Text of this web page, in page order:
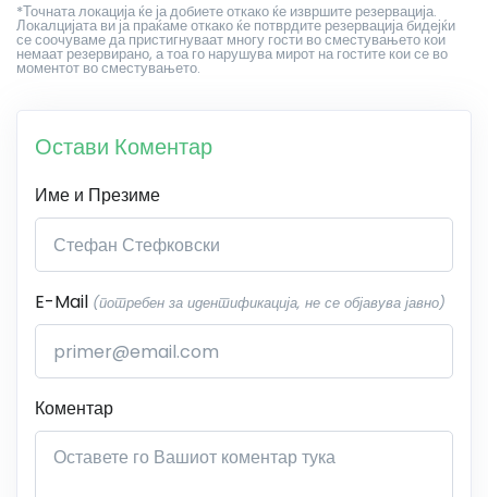
*Точната локација ќе ја добиете откако ќе извршите резервација.
Локалцијата ви ја праќаме откако ќе потврдите резервација бидејќи
се соочуваме да пристигнуваат многу гости во сместувањето кои
немаат резервирано, а тоа го нарушува мирот на гостите кои се во
моментот во сместувањето.
Остави Коментар
Име и Презиме
E-Mail (потребен за идентификација, не се објавува јавно)
Коментар